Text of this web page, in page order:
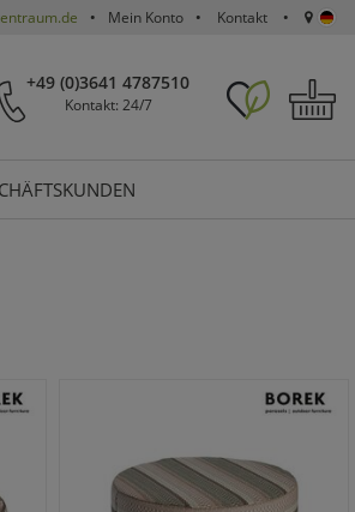
Mein Konto Kontakt
+49 (0)3641 4787510
Kontakt: 24/7